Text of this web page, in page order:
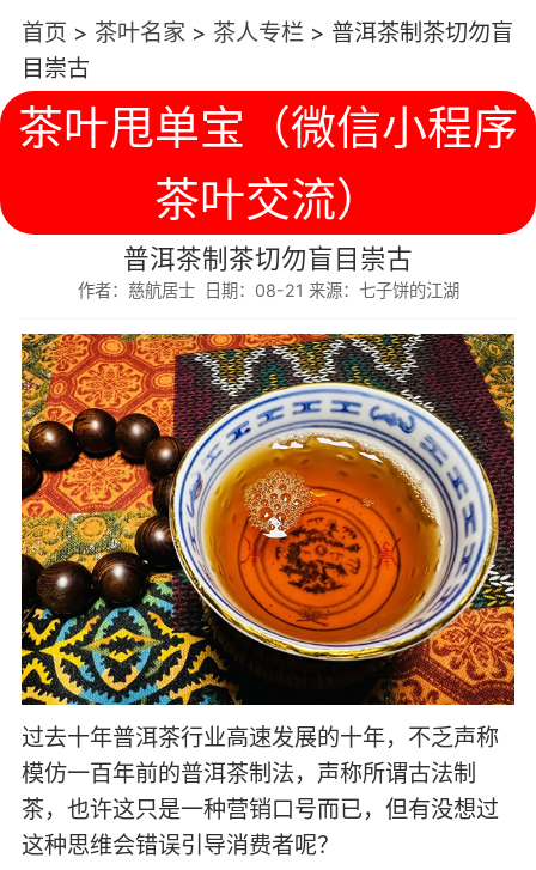
首页 > 茶叶名家> 茶人专栏> 普洱茶制茶切勿盲
目崇古
茶叶甩单宝（微信小程序
茶叶交流）
普洱茶制茶切勿盲目崇古
作者：慈航居士 日期：08-21 来源：七子饼的江湖
过去十年普洱茶行业高速发展的十年，不乏声称
模仿一百年前的普洱茶制法，声称所谓古法制
茶，也许这只是一种营销口号而已，但有没想过
这种思维会错误引导消费者呢？